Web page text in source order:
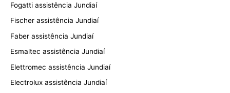
Fogatti assistência Jundiaí
Fischer assistência Jundiaí
Faber assistência Jundiaí
Esmaltec assistência Jundiaí
Elettromec assistência Jundiaí
Electrolux assistência Jundiaí